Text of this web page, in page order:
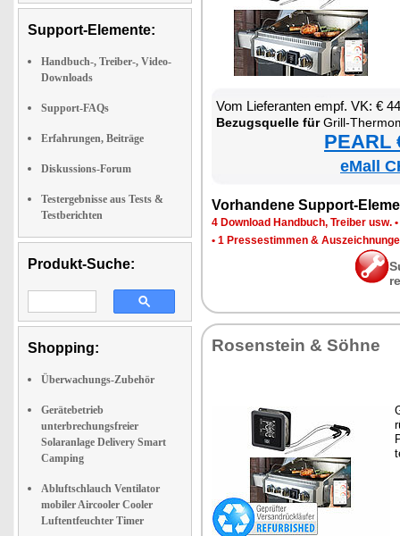
Support-Elemente:
Handbuch-, Treiber-, Video-
Downloads
Support-FAQs
Erfahrungen, Beiträge
Diskussions-Forum
Testergebnisse aus Tests &
Testberichten
Produkt-Suche:
Shopping:
Überwachungs-Zubehör
Gerätebetrieb
unterbrechungsfreier
Solaranlage Delivery Smart
Camping
Abluftschlauch Ventilator
mobiler Aircooler Cooler
Luftentfeuchter Timer
Vom Lie­fe­ran­ten empf. VK: €
Be­zugs­quel­le fürGrill-
PEARL
eMall
Vor­han­de­ne Sup­port-
4 Down­load Hand­buch, Trei­ber usw. •
• 1 Pres­se­stim­men &
Ro­sen­stein & Söh­ne